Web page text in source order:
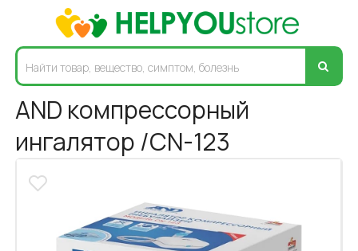
AND компрессорный
ингалятор /CN-123